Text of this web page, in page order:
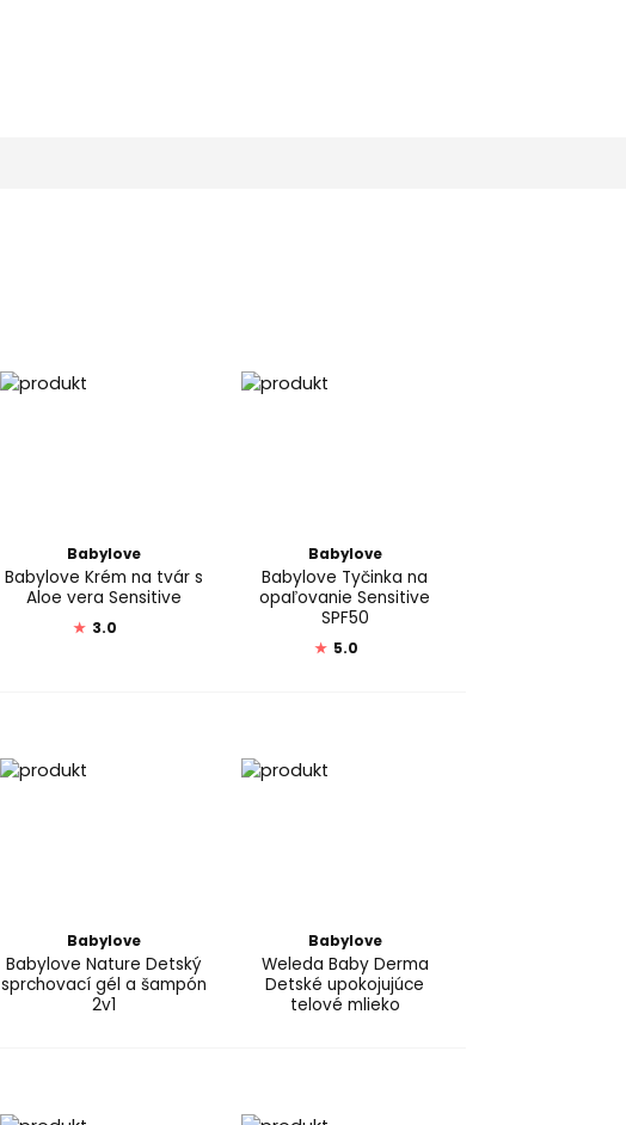
Babylove
Babylove Krém na tvár s
Aloe vera Sensitive
★ 3.0
Babylove
Babylove Tyčinka na
opaľovanie Sensitive
SPF50
★ 5.0
Babylove
Babylove Nature Detský
sprchovací gél a šampón
2v1
Babylove
Weleda Baby Derma
Detské upokojujúce
telové mlieko